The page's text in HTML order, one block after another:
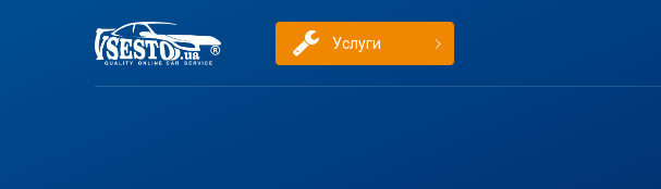
Услуги